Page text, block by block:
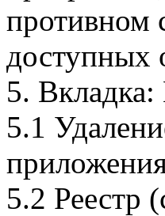
противном
доступных
5.
5.1
5.2 Реестр